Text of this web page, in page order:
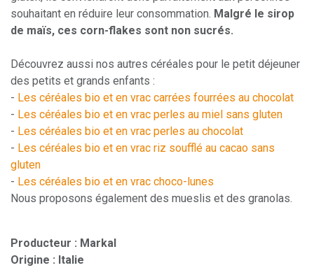
souhaitant en réduire leur consommation. Malgré le sirop
de maïs, ces corn-flakes sont non sucrés.
Découvrez aussi nos autres céréales pour le petit déjeuner
des petits et grands enfants :
- Les céréales bio et en vrac carrées fourrées au chocolat
- Les céréales bio et en vrac perles au miel sans gluten
- Les céréales bio et en vrac perles au chocolat
- Les céréales bio et en vrac riz soufflé au cacao sans
gluten
- Les céréales bio et en vrac choco-lunes
Nous proposons également des mueslis et des granolas.
Producteur : Markal
Origine : Italie